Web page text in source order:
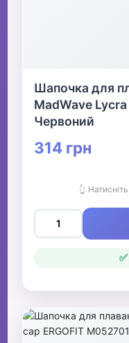
Шапочка для
MadWave
Червоний
314 грн
👆